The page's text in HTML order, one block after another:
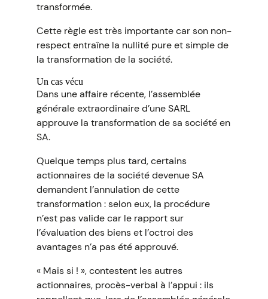
transformée.
Cette règle est très importante car son non-
respect entraîne la nullité pure et simple de
la transformation de la société.
Un cas vécu
Dans une affaire récente, l’assemblée
générale extraordinaire d’une SARL
approuve la transformation de sa société en
SA.
Quelque temps plus tard, certains
actionnaires de la société devenue SA
demandent l’annulation de cette
transformation : selon eux, la procédure
n’est pas valide car le rapport sur
l’évaluation des biens et l’octroi des
avantages n’a pas été approuvé.
« Mais si ! », contestent les autres
actionnaires, procès-verbal à l’appui : ils